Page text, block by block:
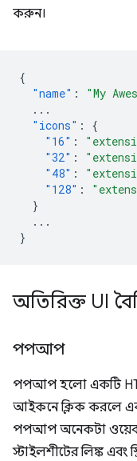
করুন।
{
"name" : "My
...
"icons" :
{
"16" :
"32" :
"48" :
"128" :
}
...
}
অতিরিক্ত UI
পপআপ
পপআপ হলো একটি
আইকনে ক্লিক করলে
পপআপ অনেকটা
স্টাইলশীটের লিঙ্ক এবং